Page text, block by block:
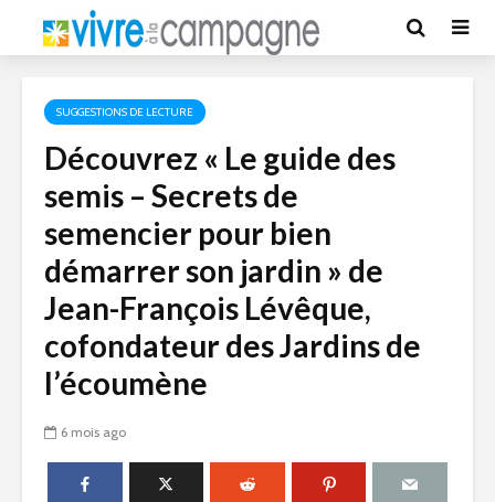
SUGGESTIONS DE LECTURE
Découvrez « Le guide des
semis – Secrets de
semencier pour bien
démarrer son jardin » de
Jean-François Lévêque,
cofondateur des Jardins de
l’écoumène
6 mois ago